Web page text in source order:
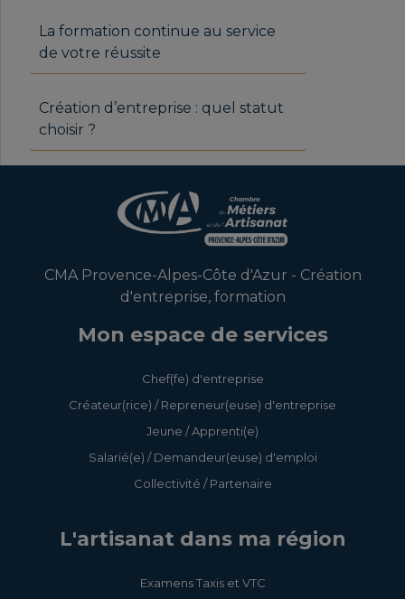
La formation continue au service
de votre réussite
Création d’entreprise : quel statut
choisir ?
CMA Provence-Alpes-Côte d'Azur - Création
d'entreprise, formation
Mon espace de services
Chef(fe) d'entreprise
Créateur(rice) / Repreneur(euse) d'entreprise
Jeune / Apprenti(e)
Salarié(e) / Demandeur(euse) d'emploi
Collectivité / Partenaire
L'artisanat dans ma région
Examens Taxis et VTC